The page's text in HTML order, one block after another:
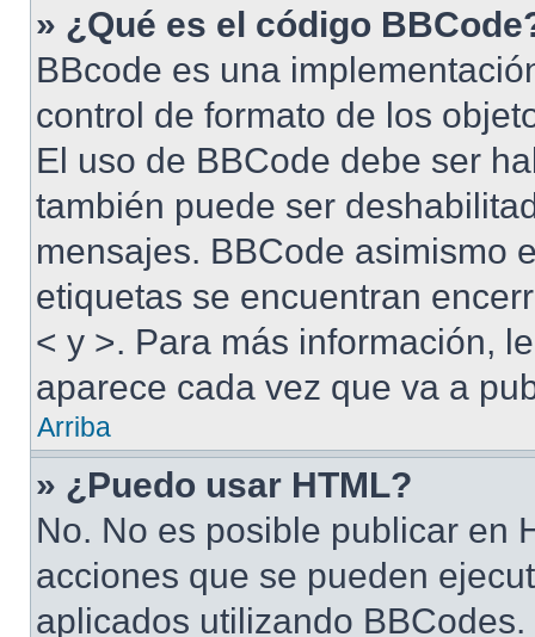
» ¿Qué es el código
BBcode es una
control de formato de los
El uso de BBCode debe ser
también puede ser
mensajes. BBCode asimismo
etiquetas se encuentran
< y >. Para más información,
aparece cada vez que va a
Arriba
» ¿Puedo usar HTML?
No. No es posible publicar en
acciones que se pueden
aplicados utilizando BBCodes.